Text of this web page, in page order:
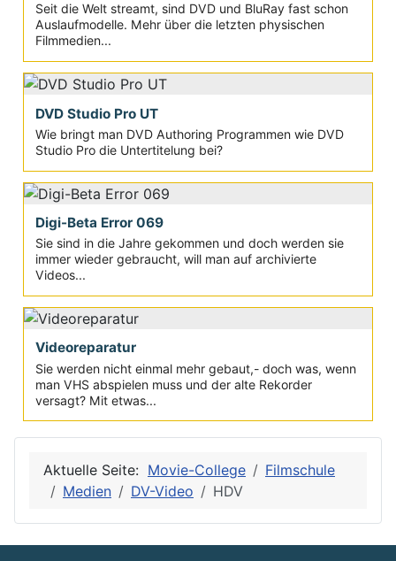
Seit die Welt streamt, sind DVD und BluRay fast schon
Auslaufmodelle. Mehr über die letzten physischen
Filmmedien...
DVD Studio Pro UT
Wie bringt man DVD Authoring Programmen wie DVD
Studio Pro die Untertitelung bei?
Digi-Beta Error 069
Sie sind in die Jahre gekommen und doch werden sie
immer wieder gebraucht, will man auf archivierte
Videos...
Videoreparatur
Sie werden nicht einmal mehr gebaut,- doch was, wenn
man VHS abspielen muss und der alte Rekorder
versagt? Mit etwas...
Aktuelle Seite: Movie-College
Filmschule
Medien
DV-Video HDV